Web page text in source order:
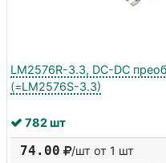
LM2576R-3.3, DC-DC
(=LM2576S-3.3)
782 шт
74.00 /шт от 1 шт